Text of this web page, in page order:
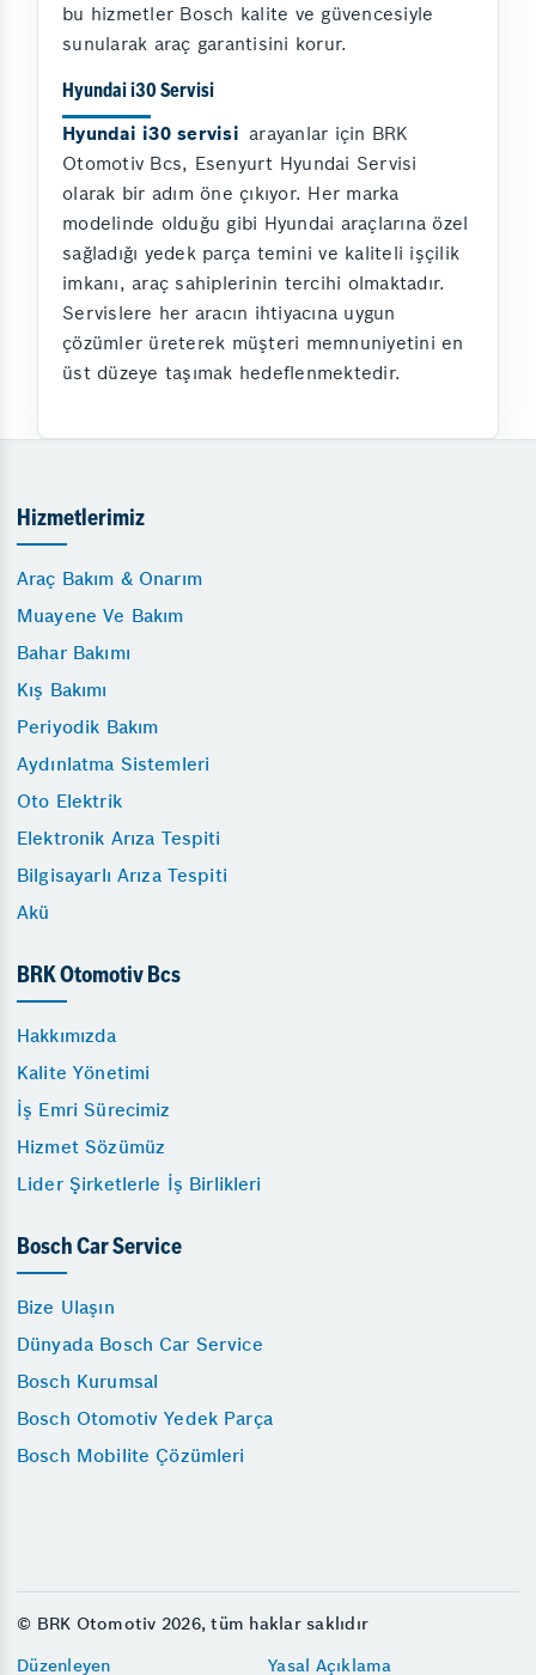
bu hizmetler Bosch kalite ve güvencesiyle
sunularak araç garantisini korur.
Hyundai i30 Servisi
Hyundai i30 servisi arayanlar için BRK
Otomotiv Bcs, Esenyurt Hyundai Servisi
olarak bir adım öne çıkıyor. Her marka
modelinde olduğu gibi Hyundai araçlarına özel
sağladığı yedek parça temini ve kaliteli işçilik
imkanı, araç sahiplerinin tercihi olmaktadır.
Servislere her aracın ihtiyacına uygun
çözümler üreterek müşteri memnuniyetini en
üst düzeye taşımak hedeflenmektedir.
Hizmetlerimiz
Araç Bakım & Onarım
Muayene Ve Bakım
Bahar Bakımı
Kış Bakımı
Periyodik Bakım
Aydınlatma Sistemleri
Oto Elektrik
Elektronik Arıza Tespiti
Bilgisayarlı Arıza Tespiti
Akü
BRK Otomotiv Bcs
Hakkımızda
Kalite Yönetimi
İş Emri Sürecimiz
Hizmet Sözümüz
Lider Şirketlerle İş Birlikleri
Bosch Car Service
Bize Ulaşın
Dünyada Bosch Car Service
Bosch Kurumsal
Bosch Otomotiv Yedek Parça
Bosch Mobilite Çözümleri
© BRK Otomotiv 2026, tüm haklar saklıdır
Düzenleyen
Yasal Açıklama